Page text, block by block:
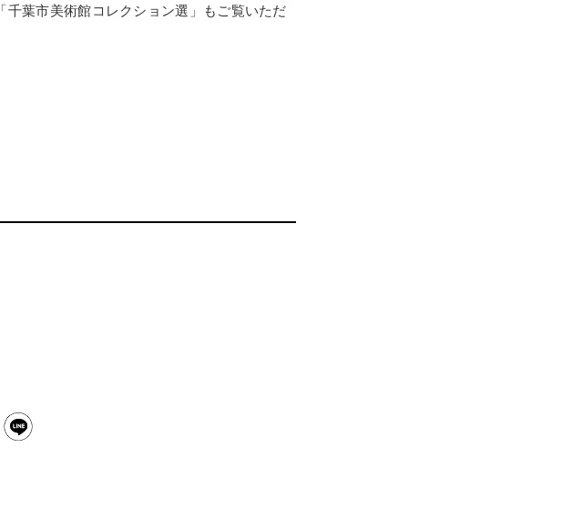
葉市美術館コレクション選」もご覧いただ